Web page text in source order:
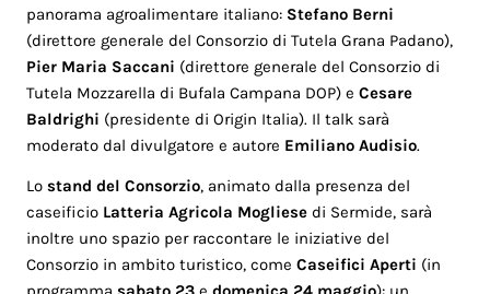
panorama agroalimentare italiano: Stefano Berni
(direttore generale del Consorzio di Tutela Grana Padano),
Pier Maria Saccani (direttore generale del Consorzio di
Tutela Mozzarella di Bufala Campana DOP) eCesare
Baldrighi (presidente di Origin Italia). Il talk sarà
moderato dal divulgatore e autore Emiliano Audisio.
Lostand del Consorzio, animato dalla presenza del
caseificio Latteria Agricola Mogliese di Sermide, sarà
inoltre uno spazio per raccontare le iniziative del
Consorzio in ambito turistico, comeCaseifici Aperti (in